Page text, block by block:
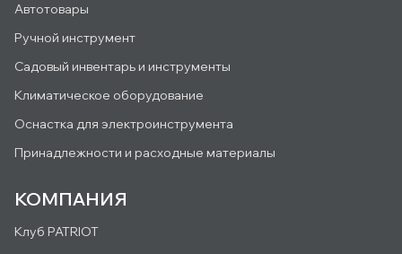
Автотовары
Ручной инструмент
Садовый инвентарь и инструменты
Климатическое оборудование
Оснастка для электроинструмента
Принадлежности и расходные материалы
КОМПАНИЯ
Клуб PATRIOT